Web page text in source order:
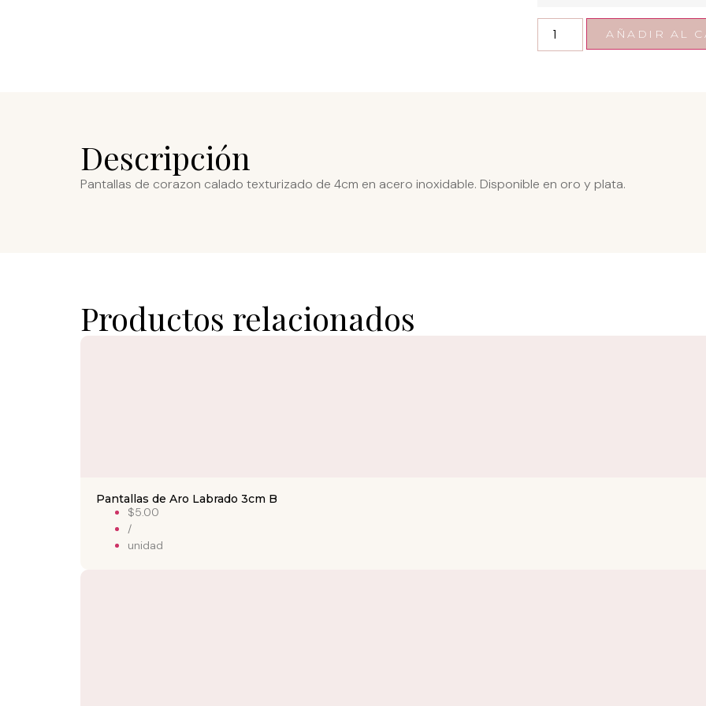
AÑADIR AL
Descripción
Pantallas de corazon calado texturizado de 4cm en acero inoxidable. Disponible en oro y plata.
Productos relacionados
Pantallas de Aro Labrado 3cm B
$5.00
/
unidad